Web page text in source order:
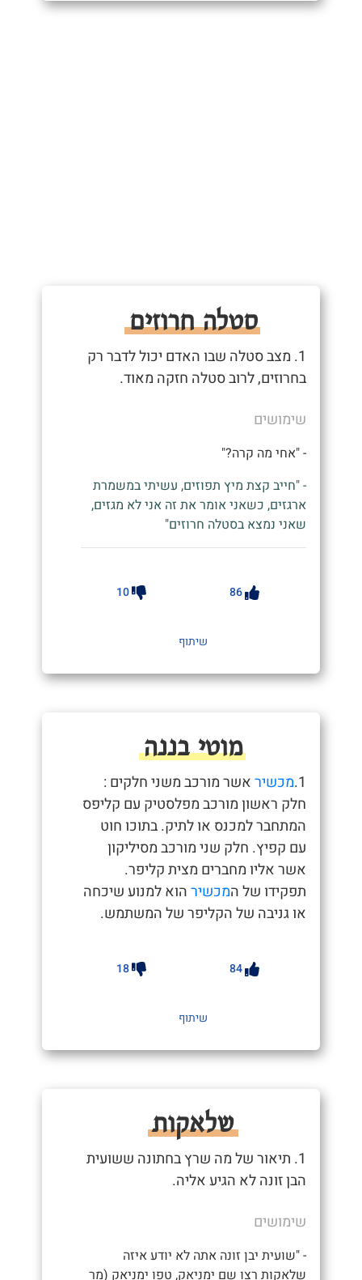
סטלה חרוזים
1. מצב סטלה שבו האדם יכול לדבר רק
בחרוזים, לרוב סטלה חזקה מאוד.
שימושים
- "אחי מה קרה?"
- "חייב קצת מיץ תפוזים, עשיתי במשמרת
ארגזים, כשאני אומר את זה אני לא מגזים,
שאני נמצא בסטלה חרוזים"
86
10
שיתוף
מוטי בננה
1. מכשיראשר מורכב משני חלקים :
חלק ראשון מורכב מפלסטיק עם קליפס
המתחבר למכנס או לתיק. בתוכו חוט
עם קפיץ. חלק שני מורכב מסיליקון
אשר אליו מחברים מצית קליפר.
תפקידו של המכשירהוא למנוע שיכחה
או גניבה של הקליפר של המשתמש.
84
18
שיתוף
שלאקות
1. תיאור של מה שרץ בחתונה ששועית
הבן זונה לא הגיע אליה.
שימושים
- "שועית יבן זונה אתה לא יודע איזה
שלאקות רצו שם ימניאק, טפו ימניאק (מר